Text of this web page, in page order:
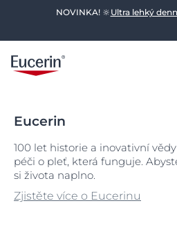
NOVINKA! 🔆 Ultra lehký
Eucerin
100 let historie a inovativní
péči o pleť, která funguje.
si života naplno.
Zjistěte více o Eucerinu